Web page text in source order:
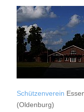
Schützenverein
(Oldenburg)